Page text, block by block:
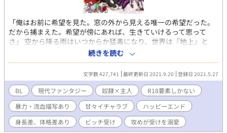
「俺はお前に希望を見た。窓の外から見える唯一の希望だった。
だから捕まえた。希望が傍にあれば、生きていけるって思って
さ」 空から降る雨はいつからか猛毒になり、世界は『地上』と
『地下』で分かたれた。法と秩序で守られた『地上』と奴隷制度
を設けた独自の文化を持つ『地下』。その世界が交わるとすれば
『地上』から『地下』への片道切符だった。 地下で一番の財力を
誇る御曹司、ヴィクトール＝ブラウンシュヴァイクは「野良犬の
王」と呼ばれるベロアを金と策略で罠にはめて捕まえることに成
功する。生まれながらに人権を持たないベロアはまるで腹が読め
ないヴィクトールに警戒心を抱くものの、話していくうちに彼が
富豪の息子でありながら酷く窮屈な暮らしをしていることを知っ
てしまう。 ※「天底ノ箱庭 春告鳥」→「天底ノ箱庭 療養所」→今
続きを読む
文字数 427,741 最終更新日 2021.9.20 登録日 2021.5.27
BL 現代ファンタジー 奴隷×主人
R18要素しかない
暴力・流血描写あり
甘々イチャラブ
ハッピーエンド
身長差、体格差あり
ビッチ受け 攻めが受けを溺愛